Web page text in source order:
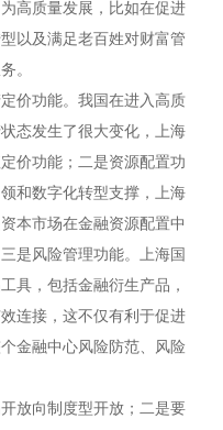
高质量发展，比如在促进
以及满足老百姓对财富管
。
价功能。我国在进入高质
态发生了很大变化，上海
价功能；二是资源配置功
和数字化转型支撑，上海
本市场在金融资源配置中
是风险管理功能。上海国
具，包括金融衍生产品，
连接，这不仅有利于促进
金融中心风险防范、风险
放向制度型开放；二是要